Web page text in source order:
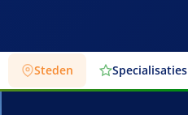
Steden Specialisaties